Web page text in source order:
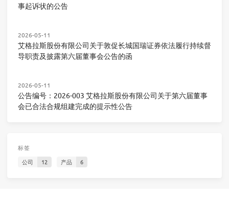
事起诉状的公告
2026-05-11
艾格拉斯股份有限公司关于敦促长城国瑞证券依法履行持续督
导职责及披露第六届董事会公告的函
2026-05-11
公告编号：2026-003 艾格拉斯股份有限公司关于第六届董事
会已合法合规组建完成的提示性公告
标签
公司
12 产品 6